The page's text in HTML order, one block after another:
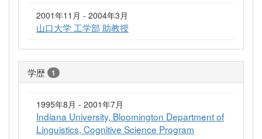
2001年11月 - 2004年3月
山口大学 工学部 助教授
学歴 1
1995年8月 - 2001年7月
Indiana University, Bloomington Department of
Linguistics, Cognitive Science Program